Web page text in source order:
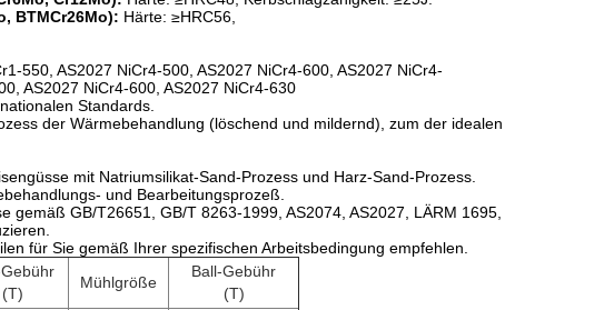
BTMCr26Mo): Härte: ≥HRC56,
550, AS2027 NiCr4-500, AS2027 NiCr4-600, AS2027 NiCr4-
AS2027 NiCr4-600, AS2027 NiCr4-630
Standards.
der Wärmebehandlung (löschend und mildernd), zum der idealen
mit Natriumsilikat-Sand-Prozess und Harz-Sand-Prozess.
und Bearbeitungsprozeß.
GB/T26651, GB/T 8263-1999, AS2074, AS2027, LÄRM 1695,
für Sie gemäß Ihrer spezifischen Arbeitsbedingung empfehlen.
(T)
Mühlgröße
Ball-Gebühr
(T)